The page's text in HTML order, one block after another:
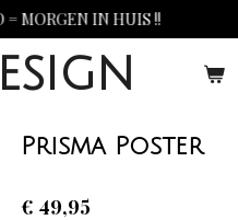
= MORGEN IN HUIS !!
Prisma Poster
€ 49,95